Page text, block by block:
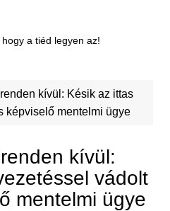
a tiéd legyen az!
kívül: Késik az ittas
képviselő mentelmi ügye
kívül:
vádolt
mentelmi ügye